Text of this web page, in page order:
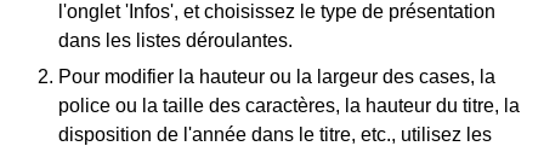
l'onglet 'Infos', et choisissez le type de présentation
dans les listes déroulantes.
Pour modifier la hauteur ou la largeur des cases, la
police ou la taille des caractères, la hauteur du titre, la
disposition de l'année dans le titre, etc., utilisez les